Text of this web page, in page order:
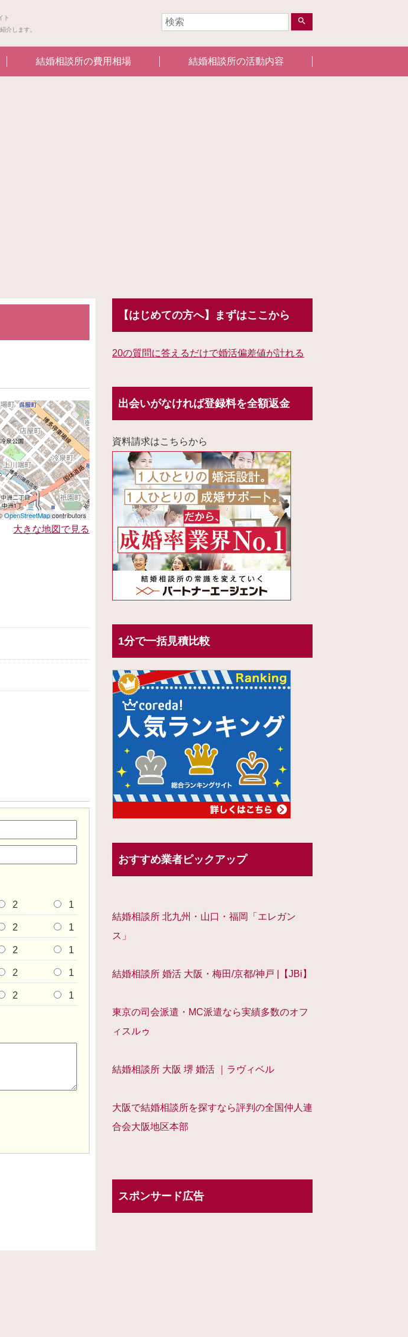
ト
介します。
search
結婚相談所の費用相場 結婚相談所の活動内容
OpenStreetMapcontributors
大きな地図で見る
2 1
2 1
2 1
2 1
2 1
【はじめての方へ】まずはここから
20の質問に答えるだけで婚活偏差値が計れる
出会いがなければ登録料を全額返金
資料請求はこちらから
1分で一括見積比較
おすすめ業者ピックアップ
結婚相談所 北九州・山口・福岡「エレガン
ス」
結婚相談所 婚活 大阪・梅田/京都/神戸 |【JBi】
東京の司会派遣・MC派遣なら実績多数のオフ
ィスルゥ
結婚相談所 大阪 堺 婚活 ｜ラヴィベル
大阪で結婚相談所を探すなら評判の全国仲人連
合会大阪地区本部
スポンサード広告